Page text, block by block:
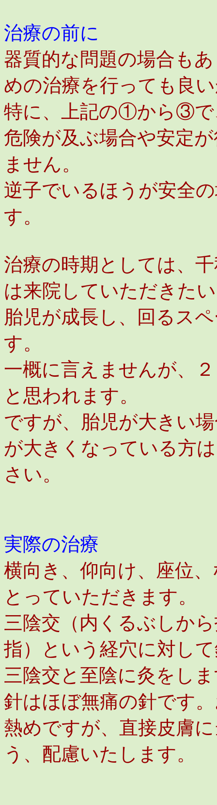
治療の前に
器質的な問題の場合も
めの治療を行っても良
特に、上記の①から③で
危険が及ぶ場合や安定
ません。
逆子でいるほうが安全
す。
治療の時期としては、
は来院していただきた
胎児が成長し、回るス
す。
一概に言えませんが、
と思われます。
ですが、胎児が大きい
が大きくなっている方
さい。
実際の治療
横向き、仰向け、座位
とっていただきます。
三陰交（内くるぶしか
指）という経穴に対し
三陰交と至陰に灸をし
針はほぼ無痛の針です
熱めですが、直接皮膚
う、配慮いたします。